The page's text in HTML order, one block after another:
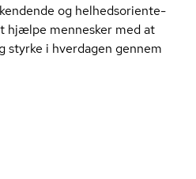
og hel­heds­o­ri­en­te­
hjælpe mennesker med at
styrke i hverdagen gennem